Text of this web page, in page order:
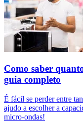
Como saber
guia completo
É fácil se perder entre
ajudo a escolher a
micro-ondas!